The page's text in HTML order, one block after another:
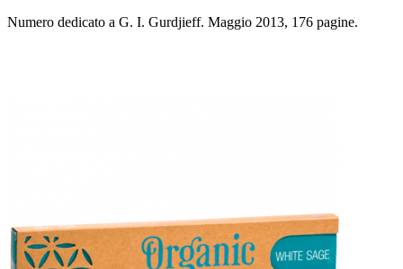
Numero dedicato a G. I. Gurdjieff. Maggio 2013, 176 pagine.